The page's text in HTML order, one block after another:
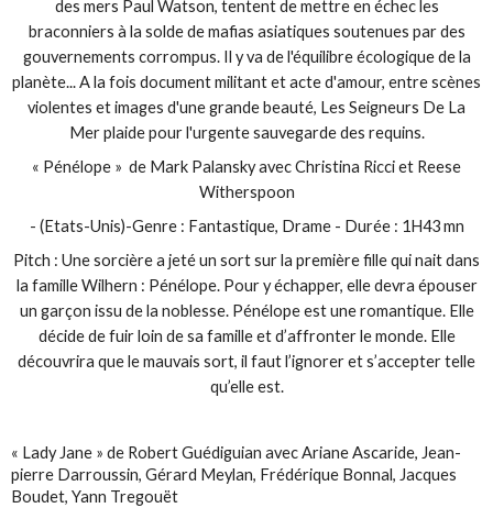
des mers Paul Watson, tentent de mettre en échec les
braconniers à la solde de mafias asiatiques soutenues par des
gouvernements corrompus. Il y va de l'équilibre écologique de la
planète... A la fois document militant et acte d'amour, entre scènes
violentes et images d'une grande beauté, Les Seigneurs De La
Mer plaide pour l'urgente sauvegarde des requins.
« Pénélope » de Mark Palansky avec Christina Ricci et Reese
Witherspoon
- (Etats-Unis)-Genre : Fantastique, Drame - Durée : 1H43 mn
Pitch : Une sorcière a jeté un sort sur la première fille qui nait dans
la famille Wilhern : Pénélope. Pour y échapper, elle devra épouser
un garçon issu de la noblesse. Pénélope est une romantique. Elle
décide de fuir loin de sa famille et d’affronter le monde. Elle
découvrira que le mauvais sort, il faut l’ignorer et s’accepter telle
qu’elle est.
« Lady Jane » de Robert Guédiguian avec Ariane Ascaride, Jean-
pierre Darroussin, Gérard Meylan, Frédérique Bonnal, Jacques
Boudet, Yann Tregouët